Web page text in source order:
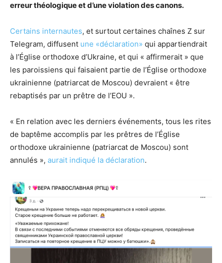
erreur théologique et d’une violation des canons.
Certains internautes, et surtout certaines chaînes Z sur
Telegram, diffusent une «déclaration» qui appartiendrait
à l’Église orthodoxe d’Ukraine, et qui « affirmerait » que
les paroissiens qui faisaient partie de l’Église orthodoxe
ukrainienne (patriarcat de Moscou) devraient « être
rebaptisés par un prêtre de l’EOU ».
« En relation avec les derniers événements, tous les rites
de baptême accomplis par les prêtres de l’Église
orthodoxe ukrainienne (patriarcat de Moscou) sont
annulés », aurait indiqué la déclaration.